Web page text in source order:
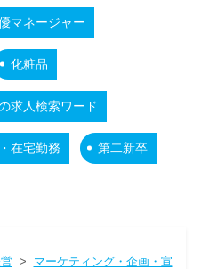
マネージャー
化粧品
求人検索ワード
在宅勤務 第二新卒
> マーケティング・企画・宣